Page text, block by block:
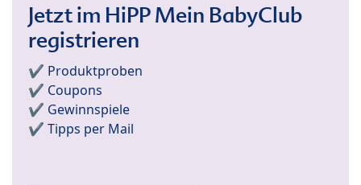
Jetzt im HiPP Mein BabyClub
registrieren
✔️ Produktproben
✔️ Coupons
✔️ Gewinnspiele
✔️ Tipps per Mail